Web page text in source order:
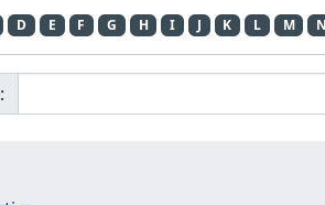
D E F G H I J K L M N